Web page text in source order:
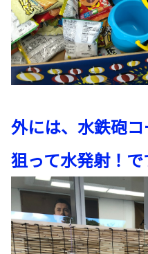
外には、水鉄砲
狙って水発射！で